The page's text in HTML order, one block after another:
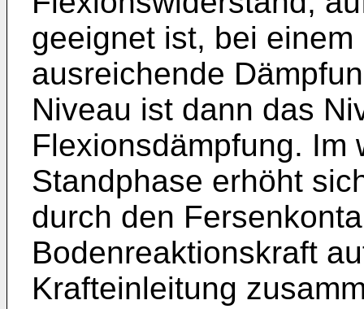
geeignet ist, bei
ausreichende
Niveau ist dann das
Flexionsdämpfung. Im
Standphase erhöht
durch den
Bodenreaktionskraft
Krafteinleitung